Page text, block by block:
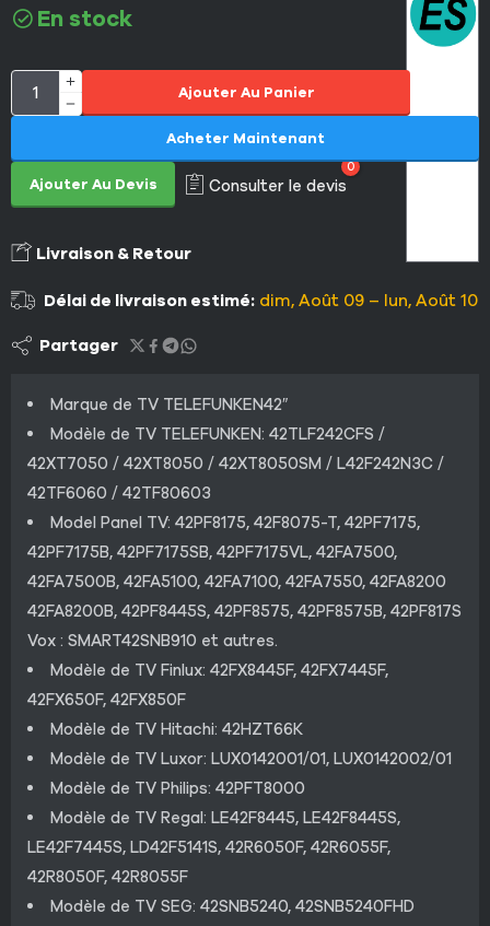
En stock
Ajouter Au Panier
Ajouter Au Devis Consulter le devis
0
Acheter Maintenant
Livraison & Retour
Délai de livraison estimé: dim, Août 09 – lun, Août 10
Partager
Marque de TV TELEFUNKEN42″
Modèle de TV TELEFUNKEN: 42TLF242CFS /
42XT7050 / 42XT8050 / 42XT8050SM / L42F242N3C /
42TF6060 / 42TF80603
Model Panel TV: 42PF8175, 42F8075-T, 42PF7175,
42PF7175B, 42PF7175SB, 42PF7175VL, 42FA7500,
42FA7500B, 42FA5100, 42FA7100, 42FA7550, 42FA8200
42FA8200B, 42PF8445S, 42PF8575, 42PF8575B, 42PF817S
Vox : SMART42SNB910 et autres.
Modèle de TV Finlux: 42FX8445F, 42FX7445F,
42FX650F, 42FX850F
Modèle de TV Hitachi: 42HZT66K
Modèle de TV Luxor: LUX0142001/01, LUX0142002/01
Modèle de TV Philips: 42PFT8000
Modèle de TV Regal: LE42F8445, LE42F8445S,
LE42F7445S, LD42F5141S, 42R6050F, 42R6055F,
42R8050F, 42R8055F
Modèle de TV SEG: 42SNB5240, 42SNB5240FHD